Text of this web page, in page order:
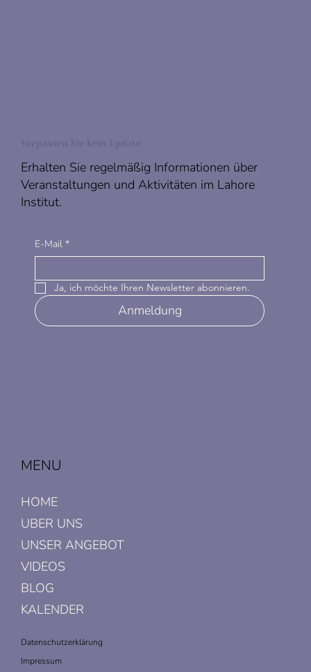
MENU
HOME
UBER UNS
UNSER ANGEBOT
VIDEOS
BLOG
KALENDER
Datenschutzerklärung
Impressum
Erhalten Sie regelmäßig Informationen über
Veranstaltungen und Aktivitäten im Lahore
Institut.
E-Mail *
Ja, ich möchte Ihren Newsletter abonnieren.
Anmeldung